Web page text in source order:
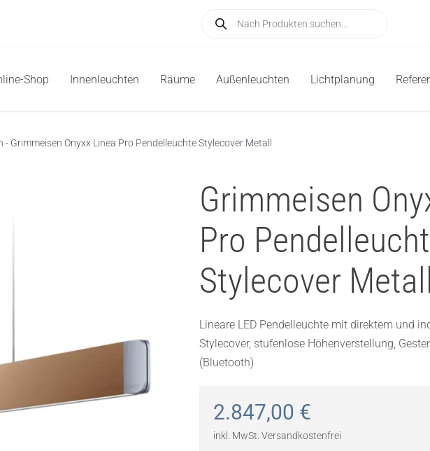
search
Shop Innenleuchten Räume Außenleuchten Lichtplanung
- Grimmeisen Onyxx Linea Pro Pendelleuchte Stylecover Metall
Grimmeisen
Pro
Stylecover Metall
Lineare LED Pendelleuchte mit direktem und
Stylecover, stufenlose Höhenverstellung,
(Bluetooth)
2.847,00 €
inkl. MwSt. Versandkostenfrei